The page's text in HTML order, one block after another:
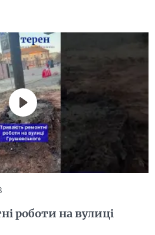
роботи на вулиці